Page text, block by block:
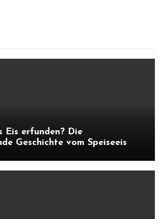
Eis erfunden? Die
Geschichte vom Speiseeis